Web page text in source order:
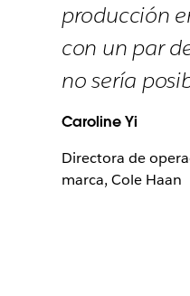
producción
con un par
no sería
Caroline Yi
Directora de
marca, Cole Haan